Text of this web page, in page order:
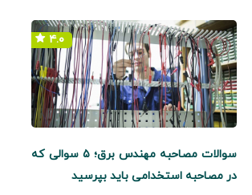
۴.۰
سوالات مصاحبه مهندس برق؛ ۵ سوالی که
در مصاحبه استخدامی باید بپرسید